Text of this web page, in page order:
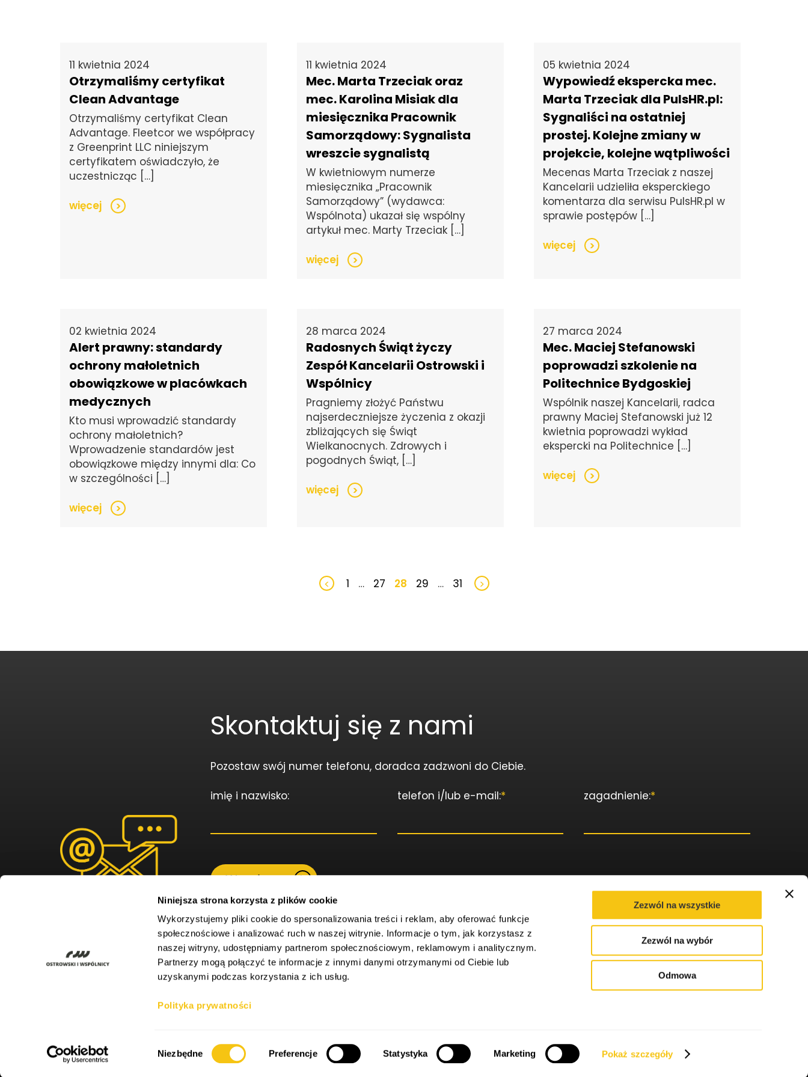
Niniejsza strona korzysta z plików cookie
Wykorzystujemy pliki cookie do spersonalizowania treści i reklam, aby oferować funkcje
społecznościowe i analizować ruch w naszej witrynie. Informacje o tym, jak korzystasz z
naszej witryny, udostępniamy partnerom społecznościowym, reklamowym i analitycznym.
Partnerzy mogą połączyć te informacje z innymi danymi otrzymanymi od Ciebie lub
uzyskanymi podczas korzystania z ich usług.
Polityka prywatności
zgody
Niezbędne Preferencje Statystyka Marketing Pokaż szczegóły
Zezwól na wszystkie
Zezwól na wybór
Odmowa
11 kwietnia 2024
Otrzymaliśmy certyfikat
Clean Advantage
Otrzymaliśmy certyfikat Clean
Advantage. Fleetcor we współpracy
z Greenprint LLC niniejszym
certyfikatem oświadczyło, że
uczestnicząc […]
więcej >
11 kwietnia 2024
Mec. Marta Trzeciak oraz
mec. Karolina Misiak dla
miesięcznika Pracownik
Samorządowy: Sygnalista
wreszcie sygnalistą
W kwietniowym numerze
miesięcznika „Pracownik
Samorządowy” (wydawca:
Wspólnota) ukazał się wspólny
artykuł mec. Marty Trzeciak […]
więcej >
05 kwietnia 2024
Wypowiedź ekspercka mec.
Marta Trzeciak dla PulsHR.pl:
Sygnaliści na ostatniej
prostej. Kolejne zmiany w
projekcie, kolejne wątpliwości
Mecenas Marta Trzeciak z naszej
Kancelarii udzieliła eksperckiego
komentarza dla serwisu PulsHR.pl w
sprawie postępów […]
więcej >
02 kwietnia 2024
Alert prawny: standardy
ochrony małoletnich
obowiązkowe w placówkach
medycznych
Kto musi wprowadzić standardy
ochrony małoletnich?
Wprowadzenie standardów jest
obowiązkowe między innymi dla: Co
w szczególności […]
więcej >
28 marca 2024
Radosnych Świąt życzy
Zespół Kancelarii Ostrowski i
Wspólnicy
Pragniemy złożyć Państwu
najserdeczniejsze życzenia z okazji
zbliżających się Świąt
Wielkanocnych. Zdrowych i
pogodnych Świąt, […]
więcej >
27 marca 2024
Mec. Maciej Stefanowski
poprowadzi szkolenie na
Politechnice Bydgoskiej
Wspólnik naszej Kancelarii, radca
prawny Maciej Stefanowski już 12
kwietnia poprowadzi wykład
ekspercki na Politechnice […]
więcej >
< 1 … 27 28 29 … 31 >
Skontaktuj się z nami
Pozostaw swój numer telefonu, doradca zadzwoni do Ciebie.
imię i nazwisko: telefon i/lub e-mail:* zagadnienie:*
Wysyłam
Wypełniając powyższy formularz kontaktowy, wyrażasz zgodę na przetwarzanie Twoich danych osobowych. Wskazanie danych jest dobrowolne,
ale niezbędne do nawiązania z Tobą kontaktu i ustalenia zasad ewentualnej współpracy. Zgoda dotyczy danych osobowych przekazanych w
zgłoszeniu, w postaci: imienia, nazwiska, adresu e-mail i/lub numeru telefonu oraz innych danych wskazanych w treści przesłanej wiadomości. W
związku z powyższym Kancelaria Ostrowski i Wspólnicy sp. k. z siedzibą w Toruniu stanie się Administratorem Twoich danych osobowych. W każdej
chwili masz prawo wycofać udzieloną nam zgodę na przetwarzanie Twoich danych osobowych zawartych w formularzu. Twoją zgodę możesz
wycofać poprzez wysłanie wiadomości e-mail na adres: rodo@ostrowski-legal.net. Cofnięcie zgody nie będzie wpływać na zgodność z prawem
przetwarzania, którego dokonaliśmy na podstawie Twojej zgody przed jej wycofaniem. Po więcej informacji odnośnie przetwarzania przez nas
2026 © Ostrowski i Wspólnicy | www.ostrowski.legal | Wszystkie prawa zastrzeżone | Polityka prywatności